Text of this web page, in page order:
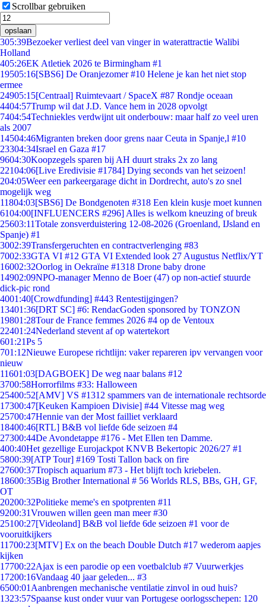
Scrollbar gebruiken
opslaan
305:39Bezoeker verliest deel van vinger in waterattractie Walibi
Holland
405:26EK Atletiek 2026 te Birmingham #1
19505:16[SBS6] De Oranjezomer #10 Helene je kan het niet stop
ermee
24905:15[Centraal] Ruimtevaart / SpaceX #87 Rondje oceaan
4404:57Trump wil dat J.D. Vance hem in 2028 opvolgt
7404:54Techniekles verdwijnt uit onderbouw: maar half zo veel uren
als 2007
14504:46Migranten breken door grens naar Ceuta in Spanje,l #10
23304:34Israel en Gaza #17
9604:30Koopzegels sparen bij AH duurt straks 2x zo lang
22104:06[Live Eredivisie #1784] Dying seconds van het seizoen!
204:05Weer een parkeergarage dicht in Dordrecht, auto's zo snel
mogelijk weg
11804:03[SBS6] De Bondgenoten #318 Een klein kusje moet kunnen
6104:00[INFLUENCERS #296] Alles is welkom kneuzing of breuk
25603:11Totale zonsverduistering 12-08-2026 (Groenland, IJsland en
Spanje) #1
3002:39Transfergeruchten en contractverlenging #83
7002:33GTA VI #12 GTA VI Extended look 27 Augustus Netflix/YT
16002:32Oorlog in Oekraïne #1318 Drone baby drone
14902:09NPO-manager Menno de Boer (47) op non-actief stuurde
dick-pic rond
4001:40[Crowdfunding] #443 Rentestijgingen?
13401:36[DRT SC] #6: RendacGoden sponsored by TONZON
19801:28Tour de France femmes 2026 #4 op de Ventoux
22401:24Nederland stevent af op watertekort
601:21Ps 5
701:12Nieuwe Europese richtlijn: vaker repareren ipv vervangen voor
nieuw
11601:03[DAGBOEK] De weg naar balans #12
3700:58Horrorfilms #33: Halloween
25400:52[AMV] VS #1312 spammers van de internationale rechtsorde
17300:47[Keuken Kampioen Divisie] #44 Vitesse mag weg
25700:47Hennie van der Most failliet verklaard
18400:46[RTL] B&B vol liefde 6de seizoen #4
27300:44De Avondetappe #176 - Met Ellen ten Damme.
400:40Het gezellige Eurojackpot KNVB Bekertopic 2026/27 #1
5800:39[ATP Tour] #169 Tosti Tallon back on fire
27600:37Tropisch aquarium #73 - Het blijft toch kriebelen.
18600:35Big Brother International # 56 Worlds RLS, BBs, GH, GF,
OT
20200:32Politieke meme's en spotprenten #11
9200:31Vrouwen willen geen man meer #30
25100:27[Videoland] B&B vol liefde 6de seizoen #1 voor de
vooruitkijkers
11700:23[MTV] Ex on the beach Double Dutch #17 wederom aapjes
kijken
17700:22Ajax is een parodie op een voetbalclub #7 Vuurwerkjes
17200:16Vandaag 40 jaar geleden... #3
6500:01 Aanbrengen mechanische ventilatie zinvol in oud huis?
1323:57Spaanse kust onder vuur van Portugese oorlogsschepen: 120